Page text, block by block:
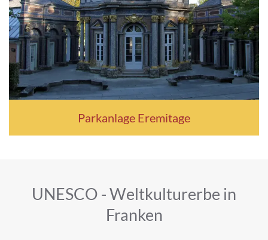
Parkanlage Eremitage
UNESCO - Weltkulturerbe in
Franken